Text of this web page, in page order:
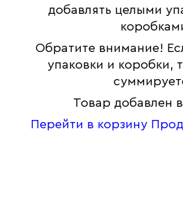
добавлять целыми
Обратите внимание!
упаковки и коробки,
Товар добавлен
Перейти в корзину